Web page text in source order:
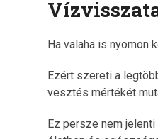
Ha valaha is nyomon
Ezért szereti a
vesztés mértékét
Ez persze nem